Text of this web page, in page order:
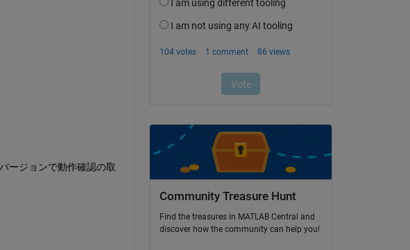
ージョンで動作確認の取
Community Treasure Hunt
Find the treasures in MATLAB Central and
discover how the community can help you!